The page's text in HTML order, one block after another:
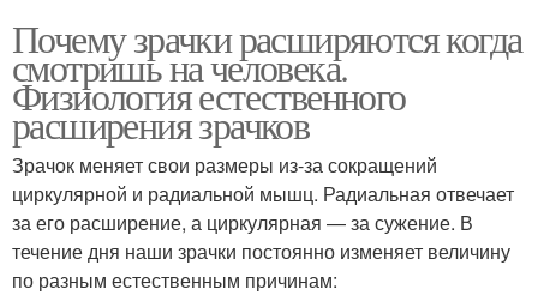
Почему зрачки расширяются когда
смотришь на человека.
Физиология естественного
расширения зрачков
Зрачок меняет свои размеры из-за сокращений
циркулярной и радиальной мышц. Радиальная отвечает
за его расширение, а циркулярная — за сужение. В
течение дня наши зрачки постоянно изменяет величину
по разным естественным причинам: